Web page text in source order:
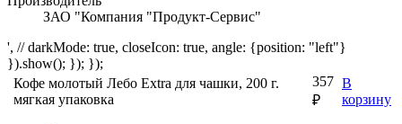
ЗАО "Компания "Продукт-Сервис"
', // darkMode: true, closeIcon: true, angle: {position: "left"}
}).show(); }); });
Кофе молотый Лебо Extra для чашки, 200 г.
мягкая упаковка
357
₽
В
корзину